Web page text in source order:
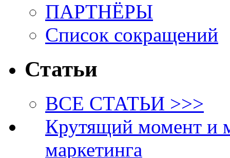
ПАРТНЁРЫ
Список сокращений
Статьи
ВСЕ СТАТЬИ >>>
Крутящий момент и
маркетинга